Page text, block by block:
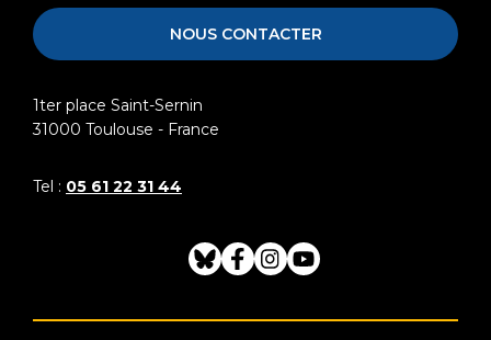
NOUS CONTACTER
1ter place Saint-Sernin
31000 Toulouse - France
Tel : 05 61 22 31 44
BlueskyFacebook
Instagram
Youtube